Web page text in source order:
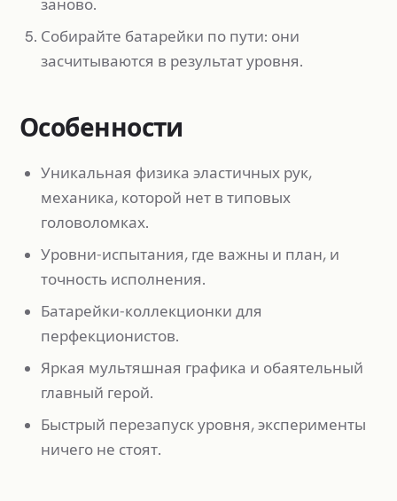
заново.
Собирайте батарейки по пути: они
засчитываются в результат уровня.
Особенности
Уникальная физика эластичных рук,
механика, которой нет в типовых
головоломках.
Уровни-испытания, где важны и план, и
точность исполнения.
Батарейки-коллекционки для
перфекционистов.
Яркая мультяшная графика и обаятельный
главный герой.
Быстрый перезапуск уровня, эксперименты
ничего не стоят.